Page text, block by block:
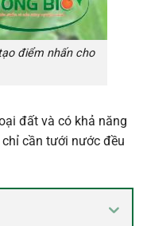
điểm nhấn cho
đất và có khả năng
cần tưới nước đều